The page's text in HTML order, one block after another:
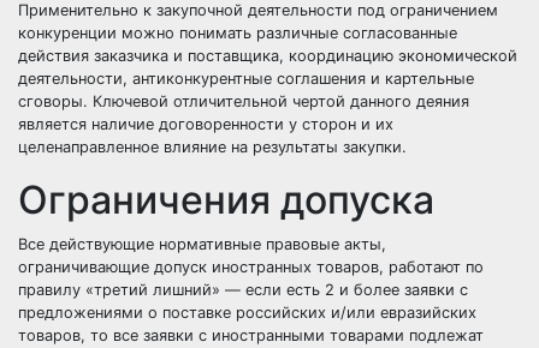
Применительно к закупочной деятельности под ограничением
конкуренции можно понимать различные согласованные
действия заказчика и поставщика, координацию экономической
деятельности, антиконкурентные соглашения и картельные
сговоры. Ключевой отличительной чертой данного деяния
является наличие договоренности у сторон и их
целенаправленное влияние на результаты закупки.
Ограничения допуска
Все действующие нормативные правовые акты,
ограничивающие допуск иностранных товаров, работают по
правилу «третий лишний» — если есть 2 и более заявки с
предложениями о поставке российских и/или евразийских
товаров, то все заявки с иностранными товарами подлежат